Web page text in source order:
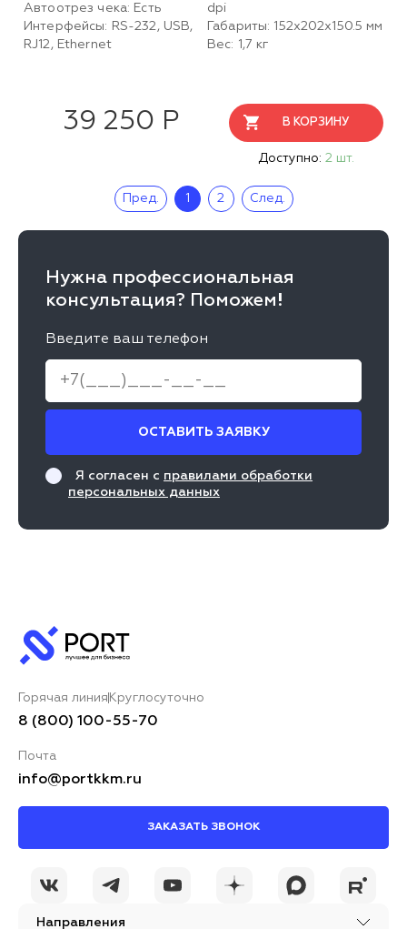
Автоотрез чека: Есть
Интерфейсы: RS-232, USB,
RJ12, Ethernet
dpi
Габариты: 152х202х150.5 мм
Вес: 1,7 кг
39 250 Р В КОРЗИНУ
Доступно: 2 шт.
Пред. 1 2 След.
Нужна профессиональная
консультация? Поможем!
Введите ваш телефон
ОСТАВИТЬ ЗАЯВКУ
Я согласен с правилами обработки
персональных данных
Направления
Горячая линия Круглосуточно
8 (800) 100-55-70
Почта
info@portkkm.ru
ЗАКАЗАТЬ ЗВОНОК